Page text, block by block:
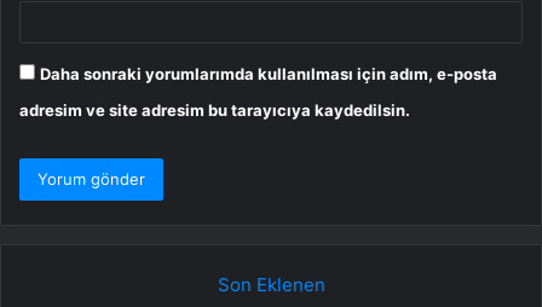
Daha sonraki yorumlarımda kullanılması için adım, e-posta
adresim ve site adresim bu tarayıcıya kaydedilsin.
Son Eklenen